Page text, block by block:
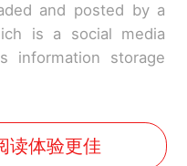
and posted by a
is a social media
information storage
读体验更佳